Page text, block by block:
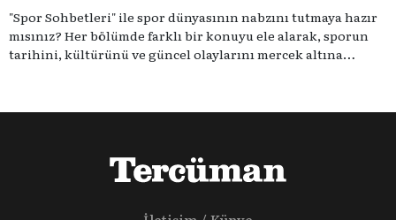
"Spor Sohbetleri" ile spor dünyasının nabzını tutmaya hazır
mısınız? Her bölümde farklı bir konuyu ele alarak, sporun
tarihini, kültürünü ve güncel olaylarını mercek altına
olmadığına inananlardansanız "Spor Sohbetleri" tam size